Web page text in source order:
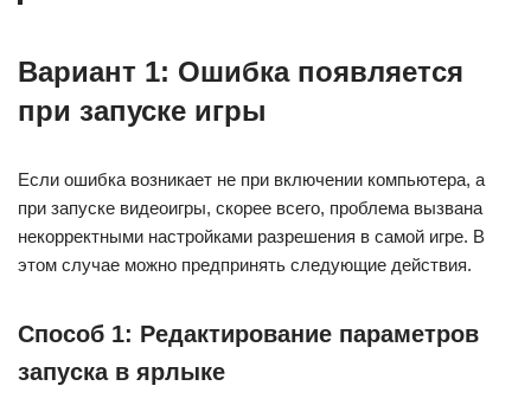
Вариант 1: Ошибка появляется
при запуске игры
Если ошибка возникает не при включении компьютера, а
при запуске видеоигры, скорее всего, проблема вызвана
некорректными настройками разрешения в самой игре. В
этом случае можно предпринять следующие действия.
Способ 1: Редактирование параметров
запуска в ярлыке